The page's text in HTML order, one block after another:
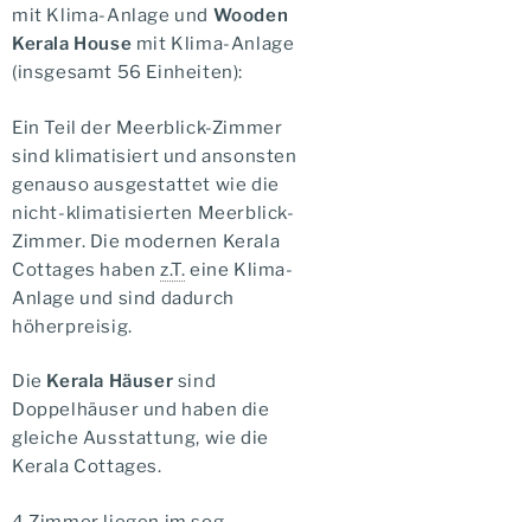
mit Klima-Anlage und Wooden
Kerala House mit Klima-Anlage
(insgesamt 56 Einheiten):
Ein Teil der Meerblick-Zimmer
sind klimatisiert und ansonsten
genauso ausgestattet wie die
nicht-klimatisierten Meerblick-
Zimmer. Die modernen Kerala
Cottages haben z.T. eine Klima-
Anlage und sind dadurch
höherpreisig.
Die Kerala Häuser sind
Doppelhäuser und haben die
gleiche Ausstattung, wie die
Kerala Cottages.